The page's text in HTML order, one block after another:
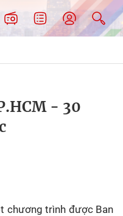
- 30
chương trình được Ban